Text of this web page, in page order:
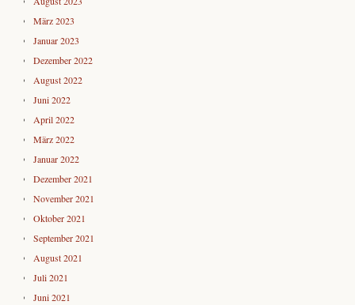
März 2023
Januar 2023
Dezember 2022
August 2022
Juni 2022
April 2022
März 2022
Januar 2022
Dezember 2021
November 2021
Oktober 2021
September 2021
August 2021
Juli 2021
Juni 2021